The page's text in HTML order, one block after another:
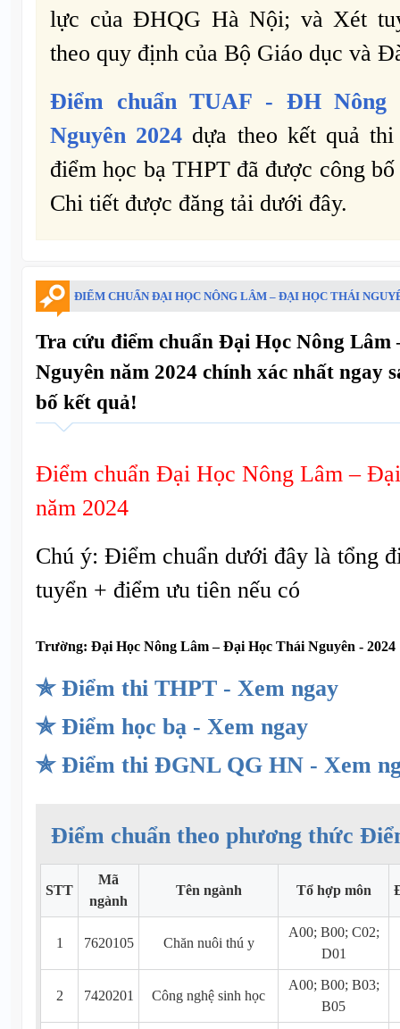
lực của ĐHQG Hà Nội; và Xét
theo quy định của Bộ Giáo dục và
Điểm chuẩnTUAF - ĐH
Nguyên 2024 dựa theo kết quả
điểm học bạ THPT đã được công
Chi tiết được đăng tải dưới đây.
ĐIỂM CHUẨN ĐẠI HỌC NÔNG LÂM – ĐẠI HỌC THÁI
Tra cứu điểm chuẩn Đại Học Nông
Nguyên năm 2024 chính xác nhất ngay
bố kết quả!
Điểm chuẩn Đại Học Nông Lâm –
năm 2024
Chú ý: Điểm chuẩn dưới đây là tổng
tuyển + điểm ưu tiên nếu có
Trường: Đại Học Nông Lâm – Đại Học Thái Nguyên - 2024
✯ Điểm thi THPT - Xem ngay
✯ Điểm học bạ - Xem ngay
✯ Điểm thi ĐGNL QG HN - Xem
Điểm chuẩn theo phương thức
STT
Mã
ngành
Tên ngành Tổ hợp môn
1 7620105 Chăn nuôi thú y
A00; B00; C02;
D01
2 7420201 Công nghệ sinh học
A00; B00; B03;
B05